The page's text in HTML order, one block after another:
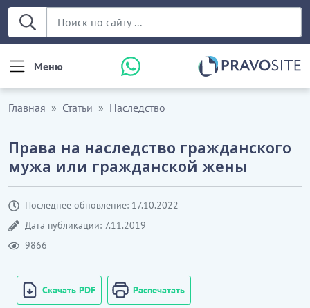
Меню
Главная Статьи Наследство
Права на наследство гражданского
мужа или гражданской жены
Последнее обновление: 17.10.2022
Дата публикации: 7.11.2019
9866
Скачать PDF Распечатать